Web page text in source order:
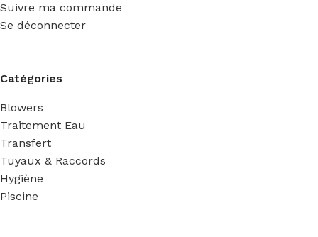
Suivre ma commande
Se déconnecter
Catégories
Blowers
Traitement Eau
Transfert
Tuyaux & Raccords
Hygiène
Piscine